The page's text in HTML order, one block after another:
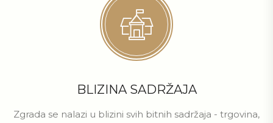
BLIZINA SADRŽAJA
Zgrada se nalazi u blizini svih bitnih sadržaja - trgovina,